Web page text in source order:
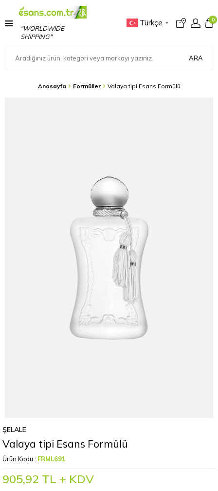
"WORLDWIDE
SHIPPING"
Türkçe ▼
0
ARA
Anasayfa Formüller Valaya tipi Esans Formülü
ŞELALE
Valaya tipi Esans Formülü
Ürün Kodu : FRML691
905,92 TL + KDV